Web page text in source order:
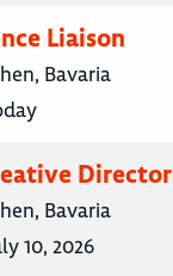
Liaison
Bavaria
Director
Bavaria
10, 2026